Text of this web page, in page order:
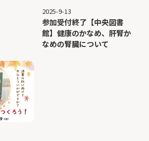
2025-9-13
参加受付終了【中央図書
館】健康のかなめ、肝腎か
なめの腎臓について